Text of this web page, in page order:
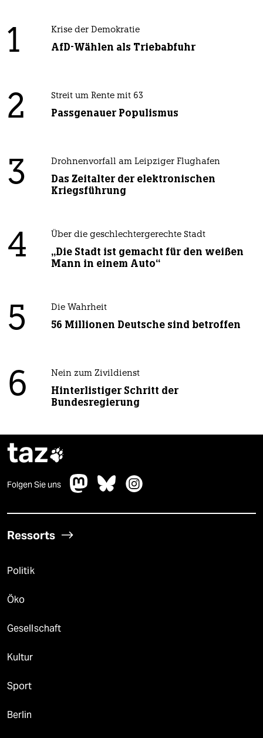
1 Krise der Demokratie
AfD-Wählen als Triebabfuhr
2 Streit um Rente mit 63
Passgenauer Populismus
3 Drohnenvorfall am Leipziger Flughafen
Das Zeitalter der elektronischen
Kriegsführung
4 Über die geschlechtergerechte Stadt
„Die Stadt ist gemacht für den weißen
Mann in einem Auto“
5 Die Wahrheit
56 Millionen Deutsche sind betroffen
6 Nein zum Zivildienst
Hinterlistiger Schritt der
Bundesregierung
taz
Folgen Sie uns
Ressorts
Politik
Öko
Gesellschaft
Kultur
Sport
Berlin